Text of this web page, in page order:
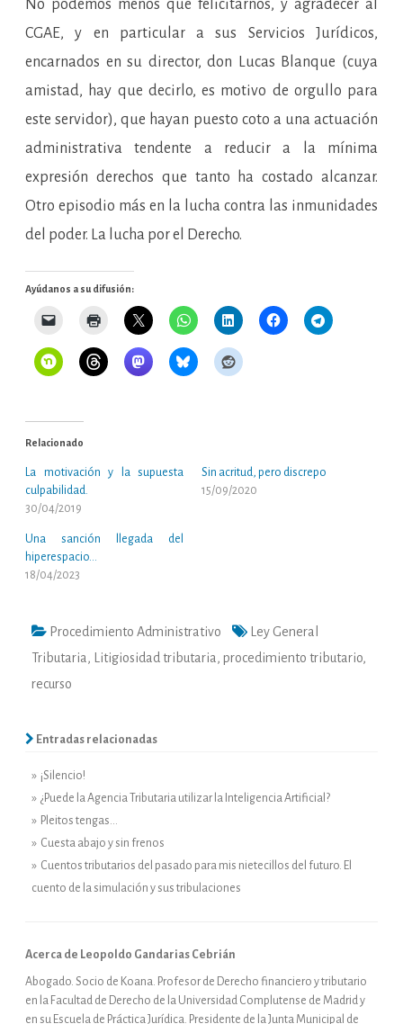
No podemos menos que felicitarnos, y agradecer al
CGAE, y en particular a sus Servicios Jurídicos,
encarnados en su director, don Lucas Blanque (cuya
amistad, hay que decirlo, es motivo de orgullo para
este servidor), que hayan puesto coto a una actuación
administrativa tendente a reducir a la mínima
expresión derechos que tanto ha costado alcanzar.
Otro episodio más en la lucha contra las inmunidades
del poder. La lucha por el Derecho.
Ayúdanos a su difusión:
Relacionado
La motivación y la supuesta
culpabilidad.
30/04/2019
Sin acritud, pero discrepo
15/09/2020
Una sanción llegada del
hiperespacio…
18/04/2023
Procedimiento Administrativo
Ley General
Tributaria, Litigiosidad tributaria, procedimiento tributario,
recurso
Entradas relacionadas
» ¡Silencio!
» ¿Puede la Agencia Tributaria utilizar la Inteligencia Artificial?
» Pleitos tengas…
» Cuesta abajo y sin frenos
» Cuentos tributarios del pasado para mis nietecillos del futuro. El
cuento de la simulación y sus tribulaciones
Acerca de Leopoldo Gandarias Cebrián
Abogado. Socio de Koana. Profesor de Derecho financiero y tributario
en la Facultad de Derecho de la Universidad Complutense de Madrid y
en su Escuela de Práctica Jurídica. Presidente de la Junta Municipal de